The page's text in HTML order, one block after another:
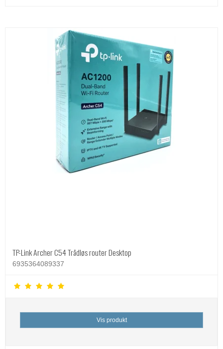
TP-Link Archer C54 Trådløs router Desktop
6935364089337
Vis produkt